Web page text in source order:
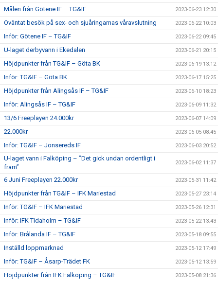
Målen från Götene IF – TG&IF 2023-06-23 12:30
Oväntat besök på sex- och sjuåringarnas våravslutning 2023-06-22 10:03
Inför: Götene IF – TG&IF 2023-06-22 09:45
U-laget derbyvann i Ekedalen 2023-06-21 20:15
Höjdpunkter från TG&IF – Göta BK 2023-06-19 13:12
Inför: TG&IF – Göta BK 2023-06-17 15:25
Höjdpunkter från Alingsås IF – TG&IF 2023-06-10 18:23
Inför: Alingsås IF – TG&IF 2023-06-09 11:32
13/6 Freeplayen 24.000kr 2023-06-07 14:09
22.000kr 2023-06-05 08:45
Inför: TG&IF – Jonsereds IF 2023-06-03 20:52
U-laget vann i Falköping – ”Det gick undan ordentligt i
fram”
2023-06-02 11:37
6 Juni Freeplayen 22.000kr 2023-05-31 11:42
Höjdpunkter från TG&IF – IFK Mariestad 2023-05-27 23:14
Inför: TG&IF – IFK Mariestad 2023-05-26 12:31
Inför: IFK Tidaholm – TG&IF 2023-05-22 13:43
Inför: Brålanda IF – TG&IF 2023-05-18 09:55
Inställd loppmarknad 2023-05-12 17:49
Inför: TG&IF – Åsarp-Trädet FK 2023-05-12 13:59
Höjdpunkter från IFK Falköping – TG&IF 2023-05-08 21:36